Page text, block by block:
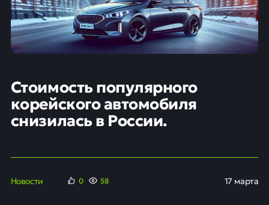
Стоимость популярного
корейского автомобиля
снизилась в России.
Новости 0 58 17 марта